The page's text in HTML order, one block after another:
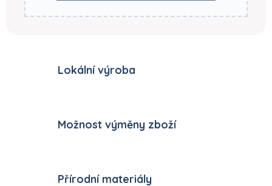
Lokální výroba
Možnost výměny zboží
Přírodní materiály